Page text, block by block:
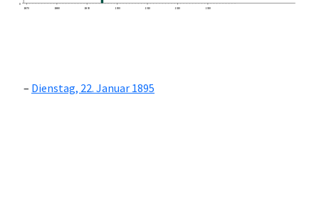
0
1870
1880 1890 1900 1910 1920 1930
Dienstag, 22. Januar 1895